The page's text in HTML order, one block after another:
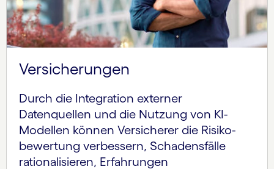
Versicherungen
Durch die Integration externer
Datenquellen und die Nutzung von KI-
Modellen können Versicherer die Risiko­
bewertung verbessern, Schadensfälle
rationalisieren, Erfahrungen